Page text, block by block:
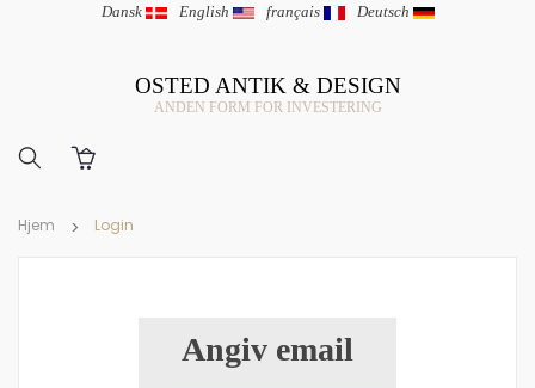
Dansk | English | français | Deutsch
OSTED ANTIK & DESIGN
ANDEN FORM FOR INVESTERING
Hjem Login
Angiv email